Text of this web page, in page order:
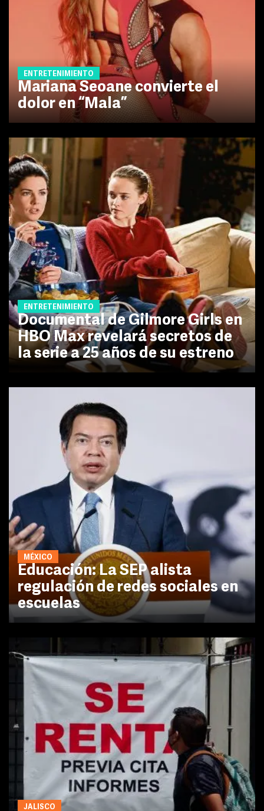
ENTRETENIMIENTO
Mariana Seoane convierte el
dolor en “Mala”
ENTRETENIMIENTO
Documental de Gilmore Girls en
HBO Max revelará secretos de
la serie a 25 años de su estreno
MÉXICO
Educación: La SEP alista
regulación de redes sociales en
escuelas
JALISCO